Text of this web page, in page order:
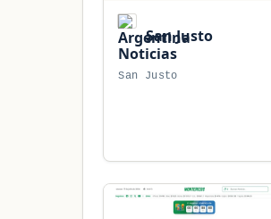
San Justo
Noticias
San Justo